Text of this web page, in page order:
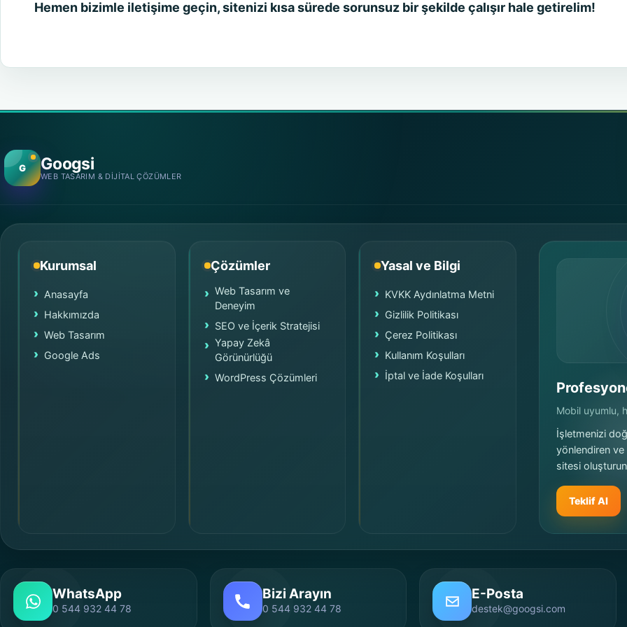
Hemen bizimle iletişime geçin, sitenizi kısa sürede sorunsuz bir şekilde çalışır hale getirelim!
G Googsi
WEB TASARIM & DIJITAL ÇÖZÜMLER
Kurumsal
Anasayfa
Hakkımızda
Web Tasarım
Google Ads
Çözümler
Web Tasarım ve
Deneyim
SEO ve İçerik Stratejisi
Yapay Zekâ
Görünürlüğü
WordPress Çözümleri
Yasal ve Bilgi
KVKK Aydınlatma Metni
Gizlilik Politikası
Çerez Politikası
Kullanım Koşulları
İptal ve İade Koşulları
Mobil uyumlu,
İşletmenizi
yönlendiren
sitesi
Teklif Al
WhatsApp
0 544 932 44 78
Bizi Arayın
0 544 932 44 78
E-Posta
destek@googsi.com